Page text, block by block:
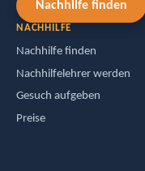
Nachhilfe finden
NACHHILFE
Nachhilfe finden
Nachhilfelehrer werden
Gesuch aufgeben
Preise